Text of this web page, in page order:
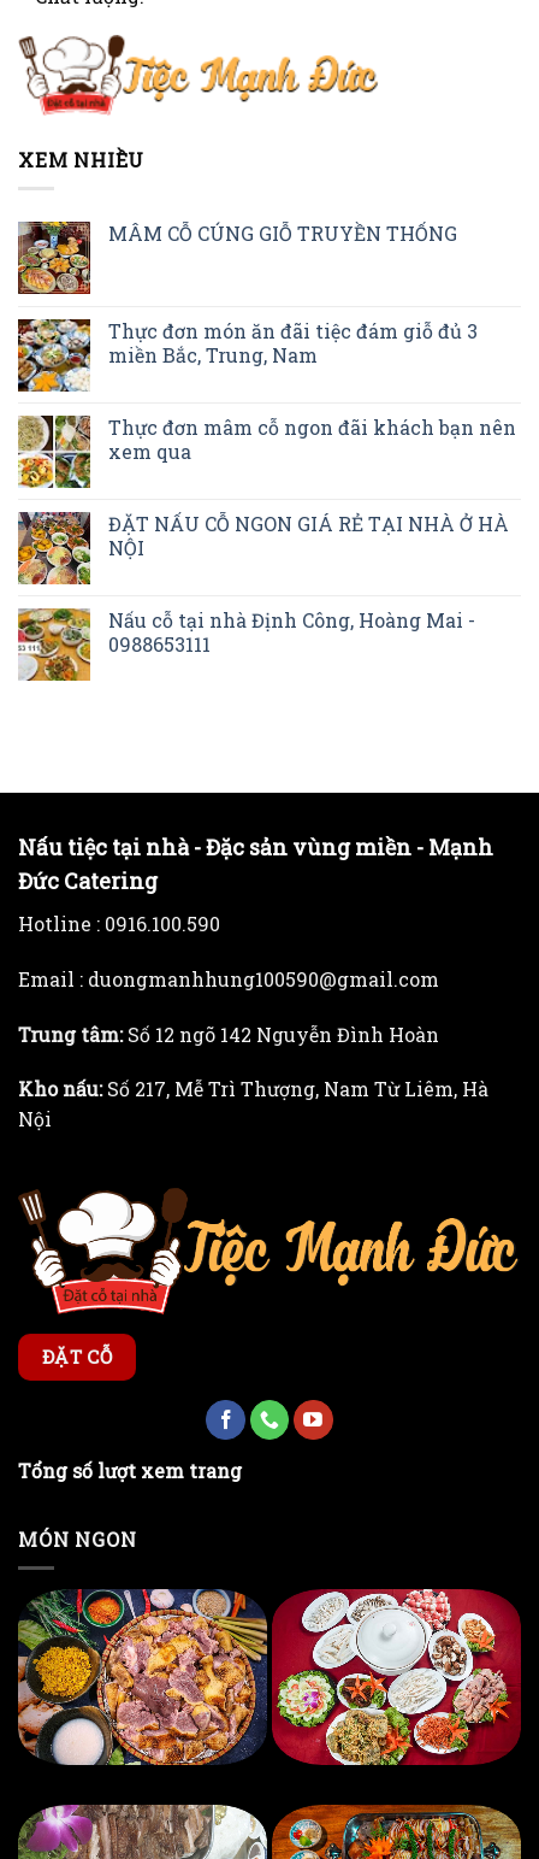
XEM NHIỀU
MÂM CỖ CÚNG GIỖ TRUYỀN THỐNG
Thực đơn món ăn đãi tiệc đám giỗ đủ 3
miền Bắc, Trung, Nam
Thực đơn mâm cỗ ngon đãi khách bạn nên
xem qua
ĐẶT NẤU CỖ NGON GIÁ RẺ TẠI NHÀ Ở HÀ
NỘI
Nấu cỗ tại nhà Định Công, Hoàng Mai -
0988653111
Nấu tiệc tại nhà - Đặc sản vùng miền - Mạnh
Đức Catering
Hotline : 0916.100.590
Email : duongmanhhung100590@gmail.com
Trung tâm:Số 12 ngõ 142 Nguyễn Đình Hoàn
Kho nấu:Số 217, Mễ Trì Thượng, Nam Từ Liêm, Hà
Nội
ĐẶT CỖ
Tổng số lượt xem trang
MÓN NGON